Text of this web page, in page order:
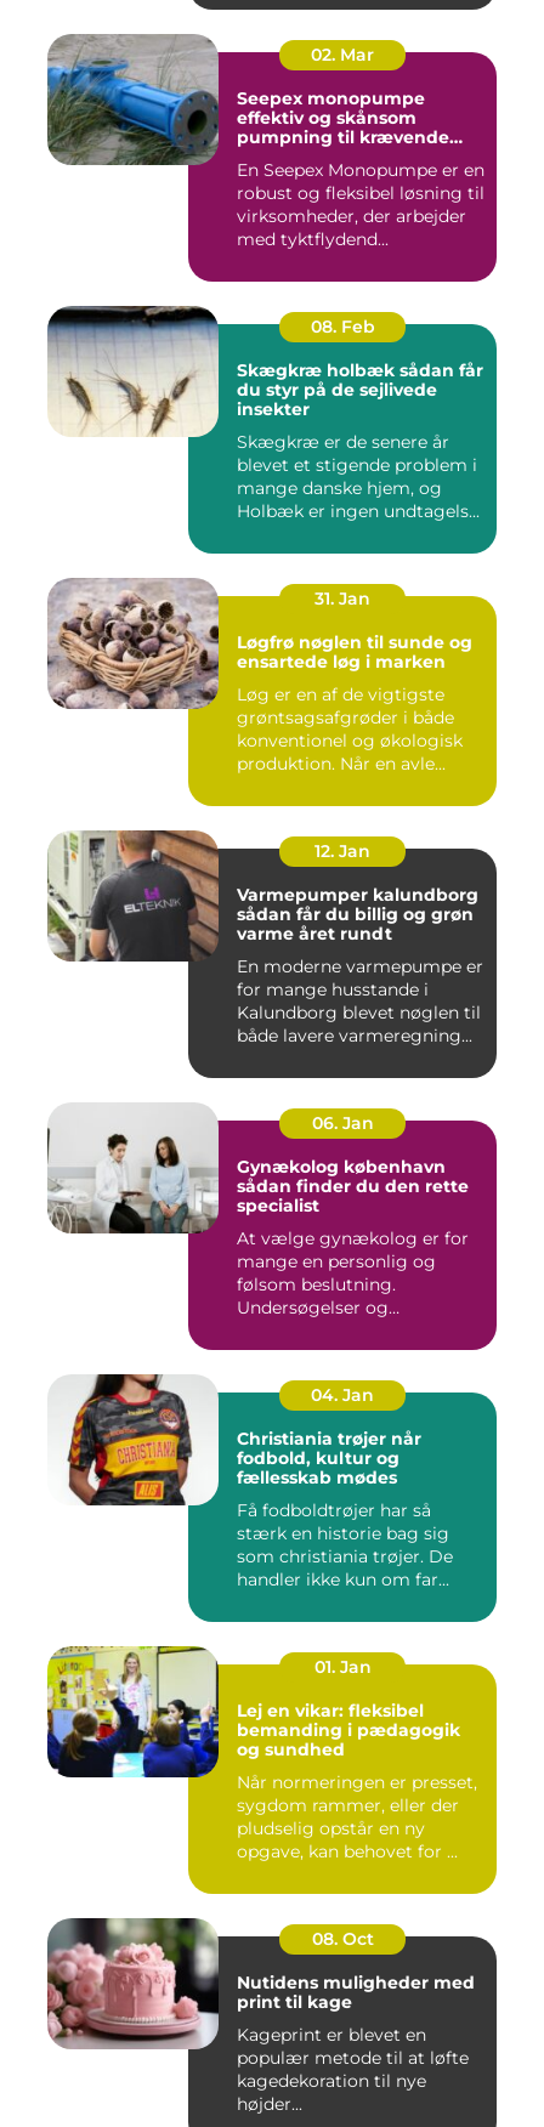
02. Mar
Seepex monopumpe
effektiv og skånsom
pumpning til krævende
En Seepex Monopumpe er en
robust og fleksibel løsning til
virksomheder, der arbejder
med tyktflydend...
08. Feb
Skægkræ holbæk sådan får
du styr på de sejlivede
insekter
Skægkræ er de senere år
blevet et stigende problem i
mange danske hjem, og
Holbæk er ingen undtagels...
31. Jan
Løgfrø nøglen til sunde og
ensartede løg i marken
Løg er en af de vigtigste
grøntsagsafgrøder i både
konventionel og økologisk
produktion. Når en avle...
12. Jan
Varmepumper kalundborg
sådan får du billig og grøn
varme året rundt
En moderne varmepumpe er
for mange husstande i
Kalundborg blevet nøglen til
både lavere varmeregning...
06. Jan
Gynækolog københavn
sådan finder du den rette
specialist
At vælge gynækolog er for
mange en personlig og
følsom beslutning.
Undersøgelser og
04. Jan
Christiania trøjer når
fodbold, kultur og
fællesskab mødes
Få fodboldtrøjer har så
stærk en historie bag sig
som christiania trøjer. De
handler ikke kun om far...
01. Jan
Lej en vikar: fleksibel
bemanding i pædagogik
og sundhed
Når normeringen er presset,
sygdom rammer, eller der
pludselig opstår en ny
opgave, kan behovet for ...
08. Oct
Nutidens muligheder med
print til kage
Kageprint er blevet en
populær metode til at løfte
kagedekoration til nye
højder...